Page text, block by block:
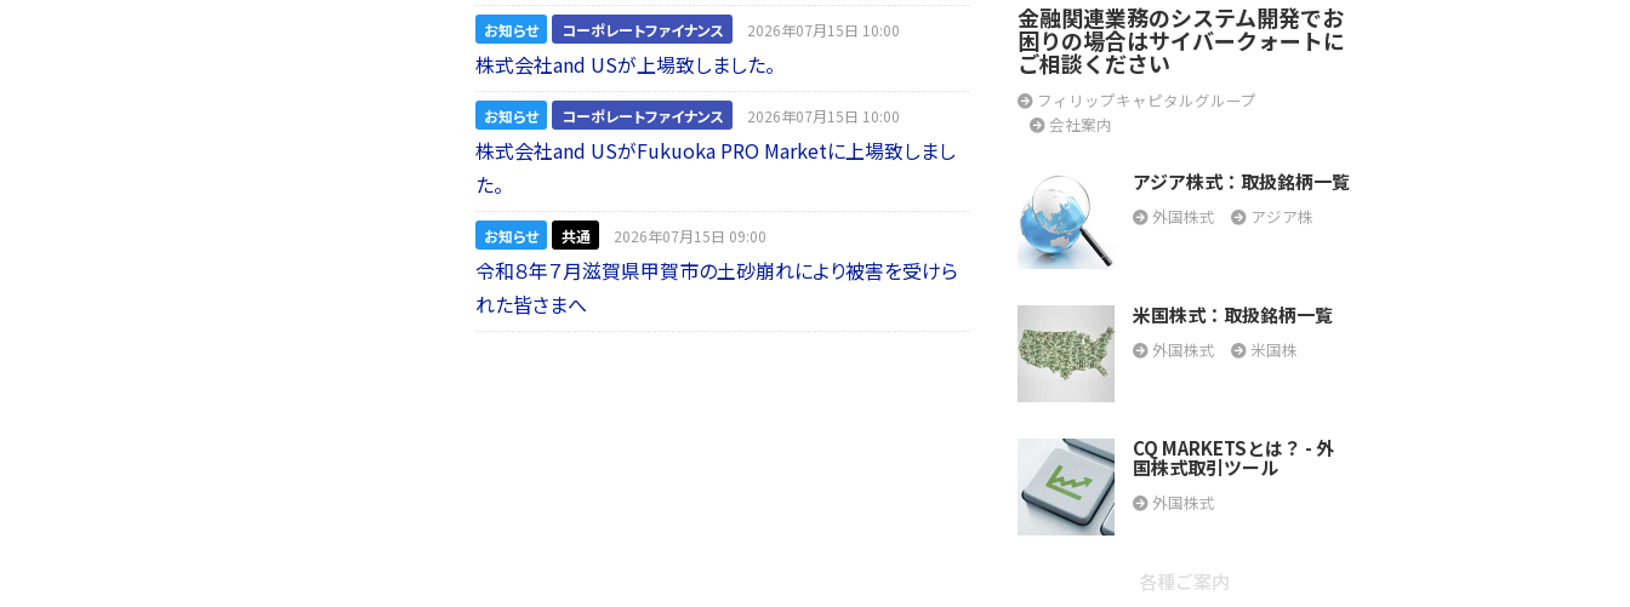
お知らせ コーポレートファイナンス 2026年07月15日 10:00
株式会社and USが上場致しました。
お知らせ コーポレートファイナンス 2026年07月15日 10:00
株式会社and USがFukuoka PRO Marketに上場致しまし
た。
お知らせ 共通 2026年07月15日 09:00
令和８年７月滋賀県甲賀市の土砂崩れにより被害を受けら
れた皆さまへ
金融関連業務のシステム開発でお
困りの場合はサイバークォートに
ご相談ください
フィリップキャピタルグループ
会社案内
アジア株式：取扱銘柄一覧
外国株式 アジア株
米国株式：取扱銘柄一覧
外国株式 米国株
CQ MARKETSとは？ - 外
国株式取引ツール
外国株式
各種ご案内